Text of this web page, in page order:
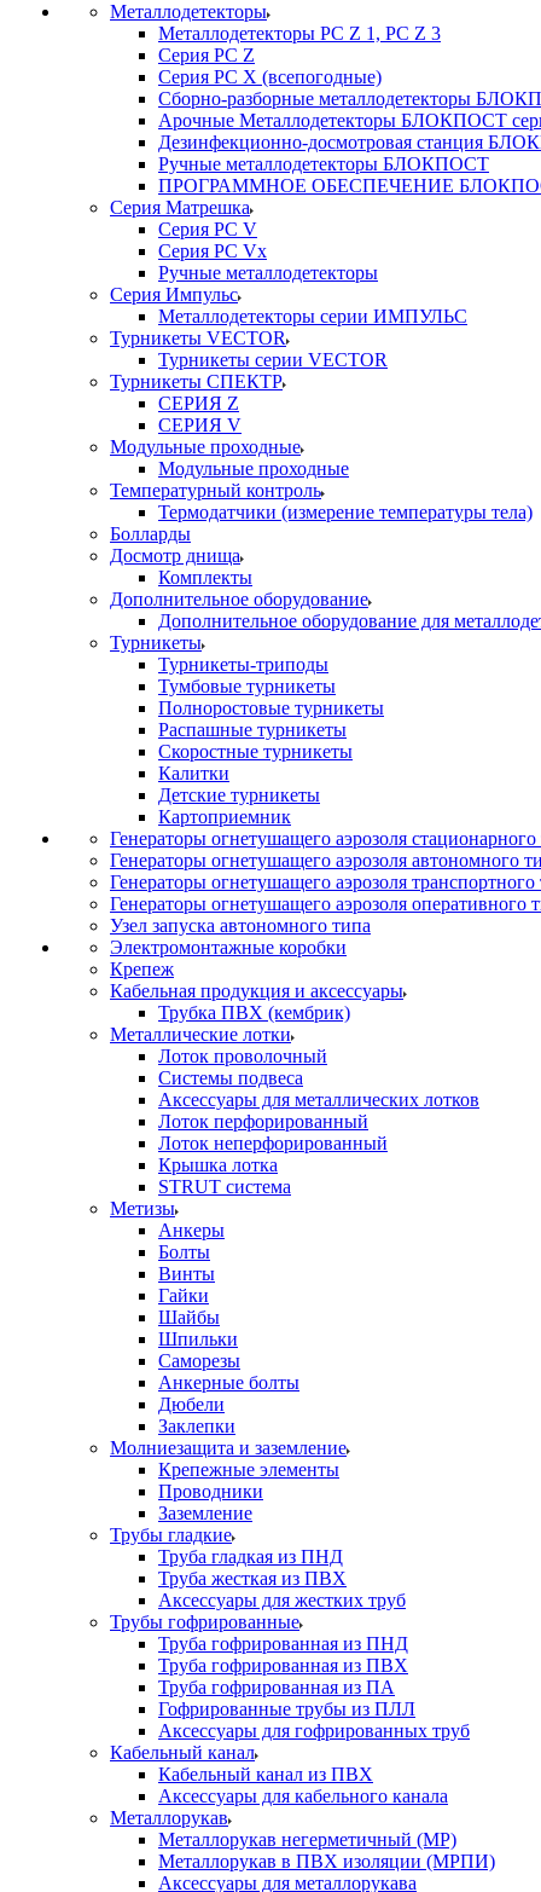
Металлодетекторы
Металлодетекторы РС Z 1, PC Z 3
Серия РС Z
Серия РС X (всепогодные)
Сборно-разборные металлодетекторы
Арочные Металлодетекторы БЛОКПОСТ
Дезинфекционно-досмотровая станция
Ручные металлодетекторы БЛОКПОСТ
ПРОГРАММНОЕ ОБЕСПЕЧЕНИЕ
Серия Матрешка
Серия PC V
Серия PC Vx
Ручные металлодетекторы
Серия Импульс
Металлодетекторы серии ИМПУЛЬС
Турникеты VECTOR
Турникеты серии VECTOR
Турникеты СПЕКТР
СЕРИЯ Z
СЕРИЯ V
Модульные проходные
Модульные проходные
Температурный контроль
Термодатчики (измерение температуры тела)
Болларды
Досмотр днища
Комплекты
Дополнительное оборудование
Дополнительное оборудование для
Турникеты
Турникеты-триподы
Тумбовые турникеты
Полноростовые турникеты
Распашные турникеты
Скоростные турникеты
Калитки
Детские турникеты
Картоприемник
Генераторы огнетушащего аэрозоля стационарного
Генераторы огнетушащего аэрозоля автономного
Генераторы огнетушащего аэрозоля транспортного
Генераторы огнетушащего аэрозоля оперативного
Узел запуска автономного типа
Электромонтажные коробки
Крепеж
Кабельная продукция и аксессуары
Трубка ПВХ (кембрик)
Металлические лотки
Лоток проволочный
Системы подвеса
Аксессуары для металлических лотков
Лоток перфорированный
Лоток неперфорированный
Крышка лотка
STRUT система
Метизы
Анкеры
Болты
Винты
Гайки
Шайбы
Шпильки
Саморезы
Анкерные болты
Дюбели
Заклепки
Молниезащита и заземление
Крепежные элементы
Проводники
Заземление
Трубы гладкие
Труба гладкая из ПНД
Труба жесткая из ПВХ
Аксессуары для жестких труб
Трубы гофрированные
Труба гофрированная из ПНД
Труба гофрированная из ПВХ
Труба гофрированная из ПА
Гофрированные трубы из ПЛЛ
Аксессуары для гофрированных труб
Кабельный канал
Кабельный канал из ПВХ
Аксессуары для кабельного канала
Металлорукав
Металлорукав негерметичный (МР)
Металлорукав в ПВХ изоляции (МРПИ)
Аксессуары для металлорукава